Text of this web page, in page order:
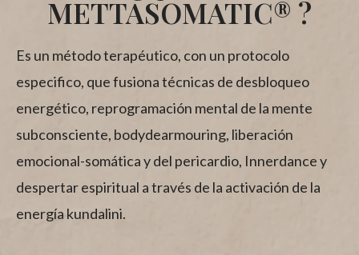
METTASOMATIC® ?
Es un método terapéutico, con un protocolo
especifico, que fusiona técnicas de desbloqueo
energético, reprogramación mental de la mente
subconsciente, bodydearmouring, liberación
emocional-somática y del pericardio, Innerdance y
despertar espiritual a través de la activación de la
energía kundalini.